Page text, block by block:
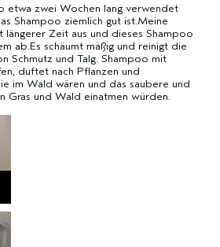
etwa zwei Wochen lang verwendet
Shampoo ziemlich gut ist.Meine
längerer Zeit aus und dieses Shampoo
ab.Es schäumt mäßig und reinigt die
Schmutz und Talg. Shampoo mit
duftet nach Pflanzen und
im Wald wären und das saubere und
Gras und Wald einatmen würden.